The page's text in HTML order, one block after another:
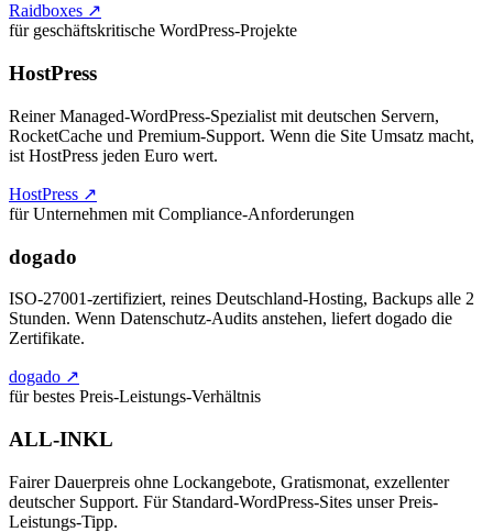
Raidboxes ↗
für geschäftskritische WordPress-Projekte
HostPress
Reiner Managed-WordPress-Spezialist mit deutschen Servern,
RocketCache und Premium-Support. Wenn die Site Umsatz macht,
ist HostPress jeden Euro wert.
HostPress ↗
für Unternehmen mit Compliance-Anforderungen
dogado
ISO-27001-zertifiziert, reines Deutschland-Hosting, Backups alle 2
Stunden. Wenn Datenschutz-Audits anstehen, liefert dogado die
Zertifikate.
dogado ↗
für bestes Preis-Leistungs-Verhältnis
ALL-INKL
Fairer Dauerpreis ohne Lockangebote, Gratismonat, exzellenter
deutscher Support. Für Standard-WordPress-Sites unser Preis-
Leistungs-Tipp.